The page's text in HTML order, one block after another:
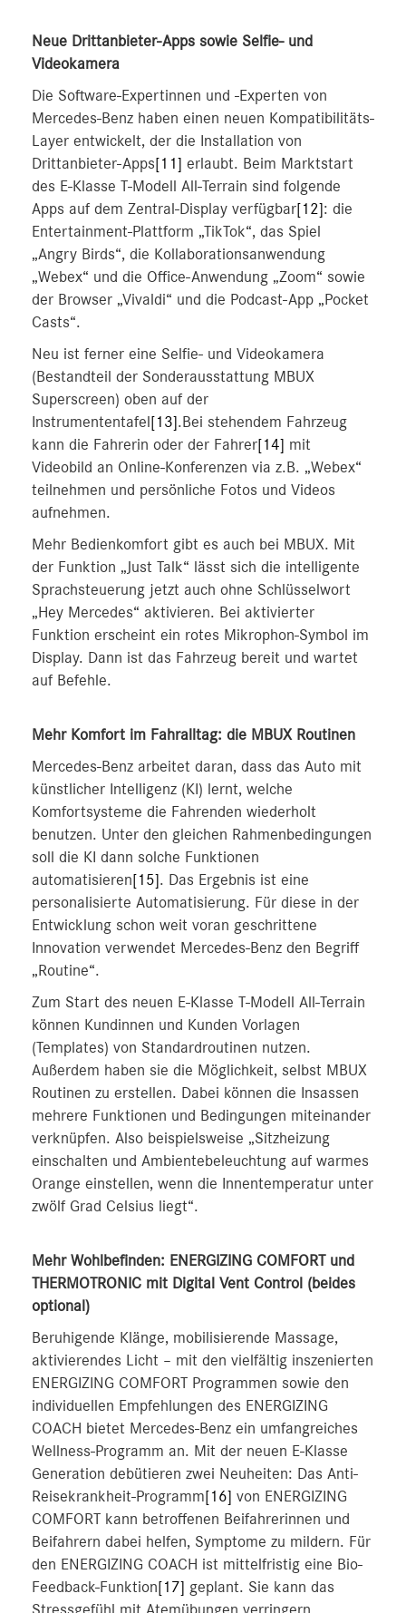
Neue Drittanbieter-Apps sowie Selfie- und
Videokamera
Die Software-Expertinnen und -Experten von
Mercedes-Benz haben einen neuen Kompatibilitäts-
Layer entwickelt, der die Installation von
Drittanbieter-Apps[11] erlaubt. Beim Marktstart
des E-Klasse T-Modell All‑Terrain sind folgende
Apps auf dem Zentral-Display verfügbar[12]: die
Entertainment-Plattform „TikTok“, das Spiel
„Angry Birds“, die Kollaborationsanwendung
„Webex“ und die Office-Anwendung „Zoom“ sowie
der Browser „Vivaldi“ und die Podcast-App „Pocket
Casts“.
Neu ist ferner eine Selfie- und Videokamera
(Bestandteil der Sonderausstattung MBUX
Superscreen) oben auf der
Instrumententafel [13].Bei stehendem Fahrzeug
kann die Fahrerin oder der Fahrer[14] mit
Videobild an Online‑Konferenzen via z.B. „Webex“
teilnehmen und persönliche Fotos und Videos
aufnehmen.
Mehr Bedienkomfort gibt es auch bei MBUX. Mit
der Funktion „Just Talk“ lässt sich die intelligente
Sprachsteuerung jetzt auch ohne Schlüsselwort
„Hey Mercedes“ aktivieren. Bei aktivierter
Funktion erscheint ein rotes Mikrophon-Symbol im
Display. Dann ist das Fahrzeug bereit und wartet
auf Befehle.
Mehr Komfort im Fahralltag: die MBUX Routinen
Mercedes-Benz arbeitet daran, dass das Auto mit
künstlicher Intelligenz (KI) lernt, welche
Komfortsysteme die Fahrenden wiederholt
benutzen. Unter den gleichen Rahmenbedingungen
soll die KI dann solche Funktionen
automatisieren[15]. Das Ergebnis ist eine
personalisierte Automatisierung. Für diese in der
Entwicklung schon weit voran geschrittene
Innovation verwendet Mercedes-Benz den Begriff
„Routine“.
Zum Start des neuen E-Klasse T-Modell All-Terrain
können Kundinnen und Kunden Vorlagen
(Templates) von Standardroutinen nutzen.
Außerdem haben sie die Möglichkeit, selbst MBUX
Routinen zu erstellen. Dabei können die Insassen
mehrere Funktionen und Bedingungen miteinander
verknüpfen. Also beispielsweise „Sitzheizung
einschalten und Ambientebeleuchtung auf warmes
Orange einstellen, wenn die Innentemperatur unter
zwölf Grad Celsius liegt“.
Mehr Wohlbefinden: ENERGIZING COMFORT und
THERMOTRONIC mit Digital Vent Control (beides
optional)
Beruhigende Klänge, mobilisierende Massage,
aktivierendes Licht – mit den vielfältig inszenierten
ENERGIZING COMFORT Programmen sowie den
individuellen Empfehlungen des ENERGIZING
COACH bietet Mercedes-Benz ein umfangreiches
Wellness-Programm an. Mit der neuen E-Klasse
Generation debütieren zwei Neuheiten: Das Anti-
Reisekrankheit-Programm[16] von ENERGIZING
COMFORT kann betroffenen Beifahrerinnen und
Beifahrern dabei helfen, Symptome zu mildern. Für
den ENERGIZING COACH ist mittelfristig eine Bio-
Feedback-Funktion[17] geplant. Sie kann das